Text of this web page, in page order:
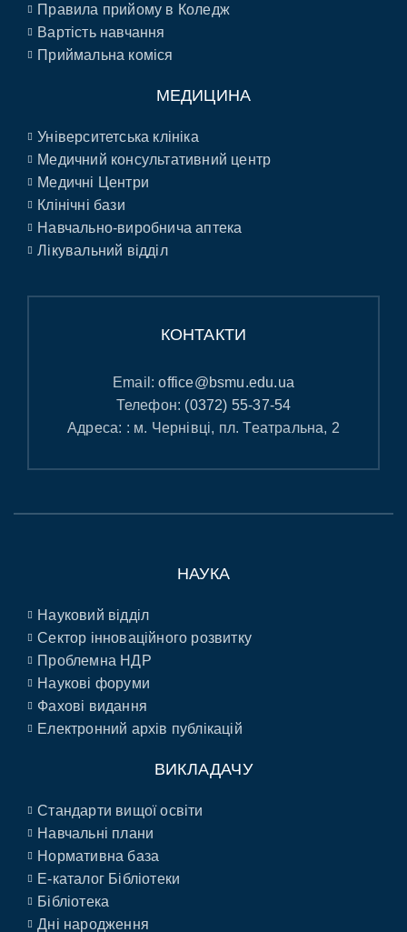
Правила прийому в Коледж
Вартість навчання
Приймальна коміся
МЕДИЦИНА
Університетська клініка
Медичний консультативний центр
Медичні Центри
Клінічні бази
Навчально-виробнича аптека
Лікувальний відділ
КОНТАКТИ
Email:office@bsmu.edu.ua
Телефон: (0372) 55-37-54
Адреса: : м. Чернівці, пл. Театральна, 2
НАУКА
Науковий відділ
Сектор інноваційного розвитку
Проблемна НДР
Наукові форуми
Фахові видання
Електронний архів публікацій
ВИКЛАДАЧУ
Стандарти вищої освіти
Навчальні плани
Нормативна база
E-каталог Бібліотеки
Бібліотека
Дні народження